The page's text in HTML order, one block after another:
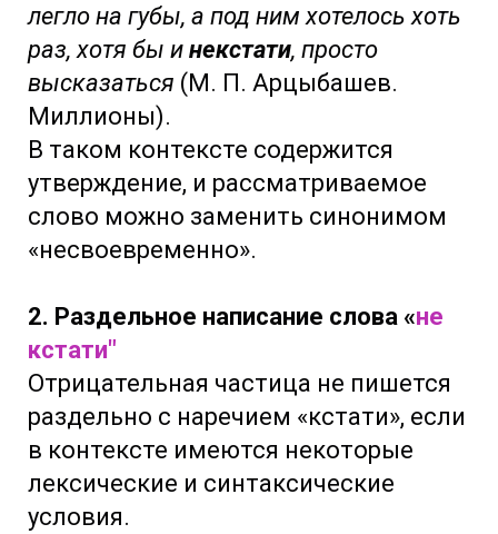
легло на губы, а под ним хотелось хоть
раз, хотя бы и некстати, просто
высказаться (М. П. Арцыбашев.
Миллионы).
В таком контексте содержится
утверждение, и рассматриваемое
слово можно заменить синонимом
«несвоевременно».
2. Раздельное написание слова «не
кстати"
Отрицательная частица не пишется
раздельно с наречием «кстати», если
в контексте имеются некоторые
лексические и синтаксические
условия.